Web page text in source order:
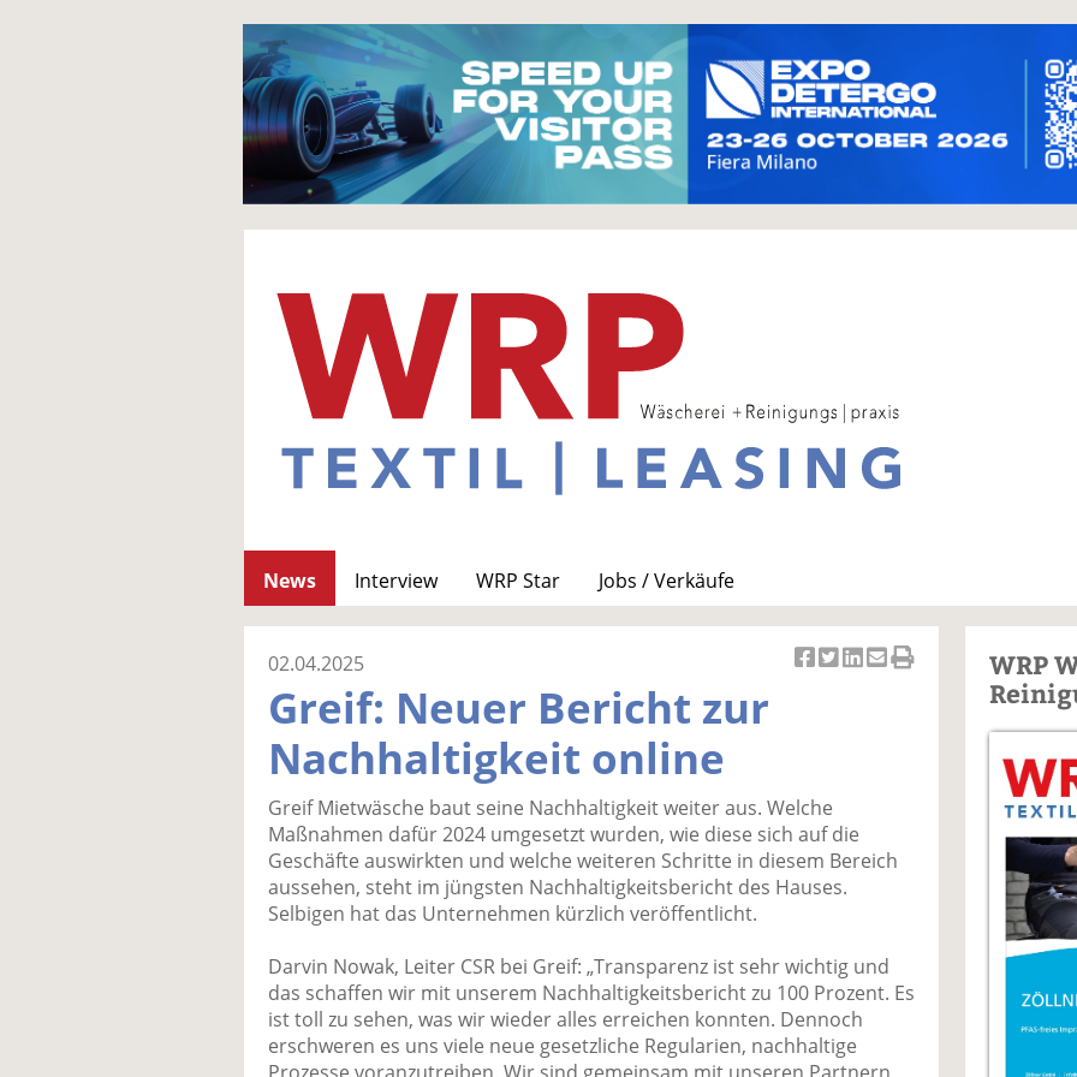
News Interview WRP Star
Jobs / Verkäufe
uf
F
ac
e
o
k
te
il
wi
tt
er
n
Li
n
k
n
te
il
e
m
er
se
e
02.04.2025
Greif: Neuer Bericht zur
Nachhaltigkeit online
Greif Mietwäsche baut seine Nachhaltigkeit weiter aus. Welche
Maßnahmen dafür 2024 umgesetzt wurden, wie diese sich auf die
Geschäfte auswirkten und welche weiteren Schritte in diesem Bereich
aussehen, steht im jüngsten Nachhaltigkeitsbericht des Hauses.
Selbigen hat das Unternehmen kürzlich veröffentlicht.
Darvin Nowak, Leiter CSR bei Greif: „Transparenz ist sehr wichtig und
das schaffen wir mit unserem Nachhaltigkeitsbericht zu 100 Prozent. Es
ist toll zu sehen, was wir wieder alles erreichen konnten. Dennoch
erschweren es uns viele neue gesetzliche Regularien, nachhaltige
WRP